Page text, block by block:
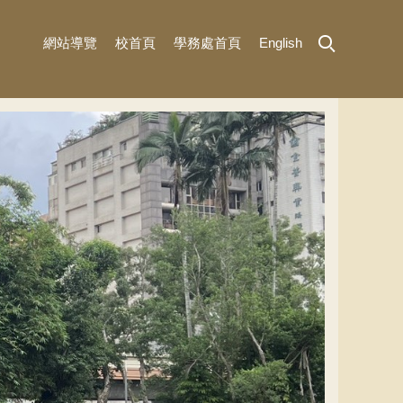
網站導覽 校首頁 學務處首頁 English